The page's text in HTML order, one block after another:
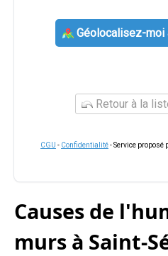
Géolocalisez-moi
Retour à la
CGU - Confidentialité- Service proposé
Causes de
murs à Saint-